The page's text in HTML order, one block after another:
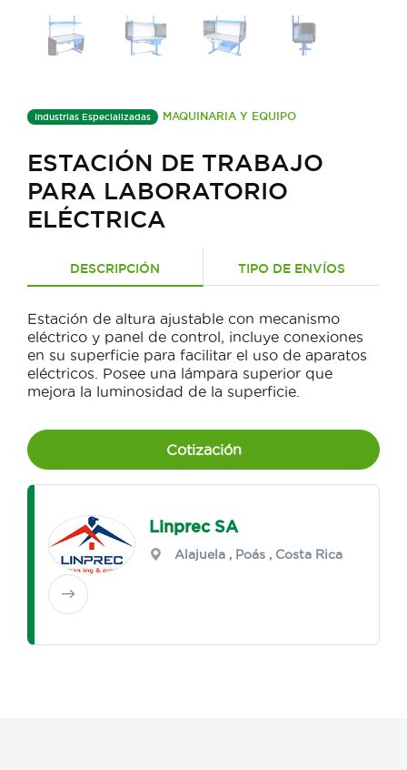
Industrias Especializadas MAQUINARIA Y EQUIPO
ESTACIÓN DE TRABAJO
PARA LABORATORIO
ELÉCTRICA
DESCRIPCIÓN TIPO DE ENVÍOS
Estación de altura ajustable con mecanismo
eléctrico y panel de control, incluye conexiones
en su superficie para facilitar el uso de aparatos
eléctricos. Posee una lámpara superior que
mejora la luminosidad de la superficie.
Cotización
Linprec SA
Alajuela , Poás , Costa Rica